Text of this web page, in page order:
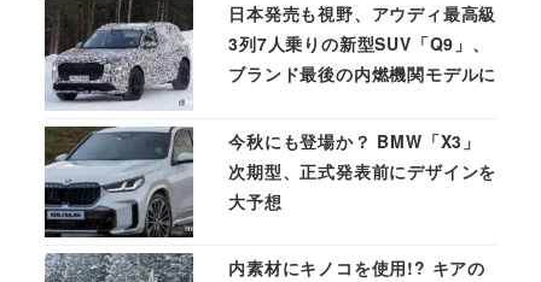
日本発売も視野、アウディ最高級
3列7人乗りの新型SUV「Q9」、
ブランド最後の内燃機関モデルに
今秋にも登場か？ BMW「X3」
次期型、正式発表前にデザインを
大予想
内素材にキノコを使用!? キアの